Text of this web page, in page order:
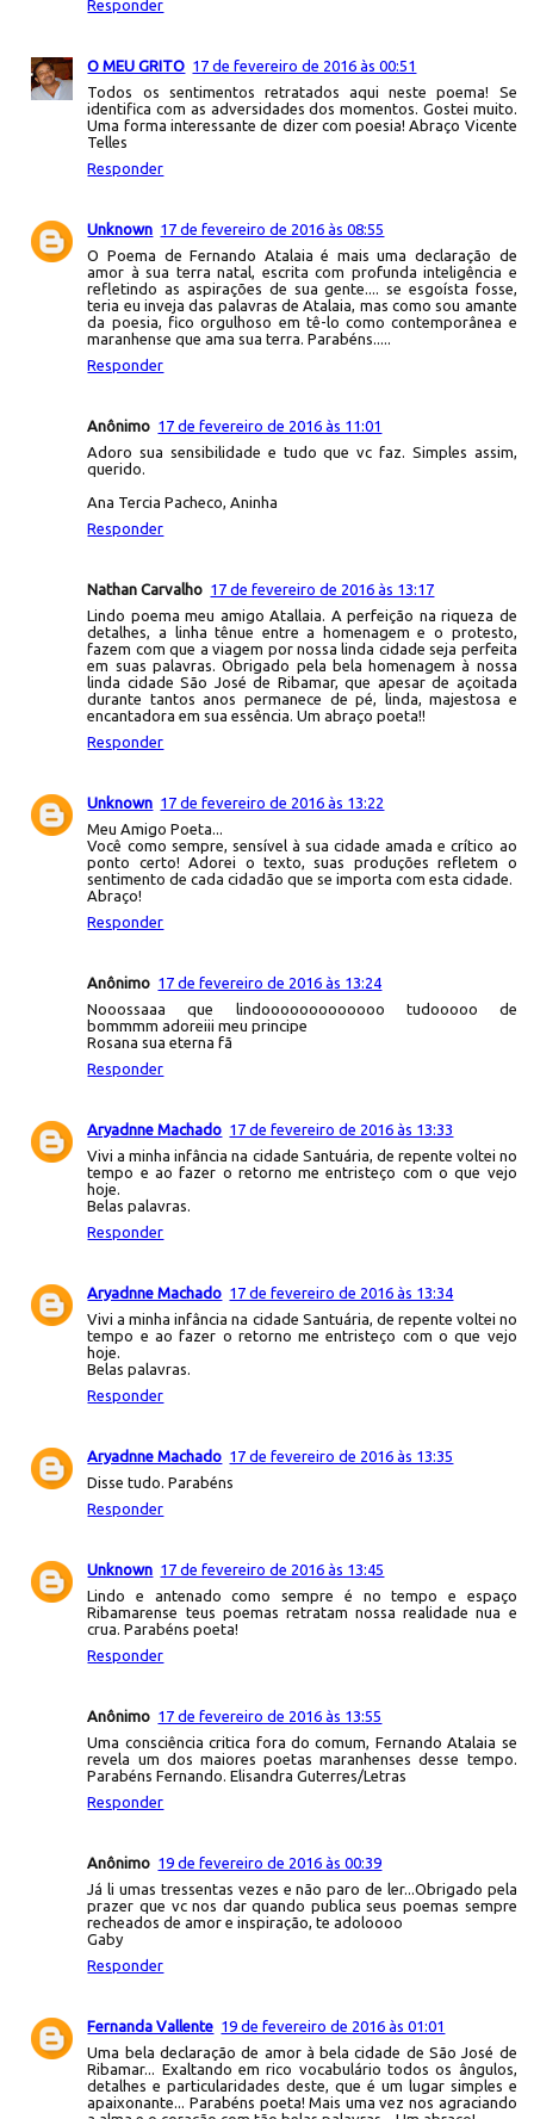
Responder
O MEU GRITO 17 de fevereiro de 2016 às 00:51
Todos os sentimentos retratados aqui neste poema! Se
identifica com as adversidades dos momentos. Gostei muito.
Uma forma interessante de dizer com poesia! Abraço Vicente
Telles
Responder
Unknown 17 de fevereiro de 2016 às 08:55
O Poema de Fernando Atalaia é mais uma declaração de
amor à sua terra natal, escrita com profunda inteligência e
refletindo as aspirações de sua gente.... se esgoísta fosse,
teria eu inveja das palavras de Atalaia, mas como sou amante
da poesia, fico orgulhoso em tê-lo como contemporânea e
maranhense que ama sua terra. Parabéns.....
Responder
Anônimo 17 de fevereiro de 2016 às 11:01
Adoro sua sensibilidade e tudo que vc faz. Simples assim,
querido.
Ana Tercia Pacheco, Aninha
Responder
Nathan Carvalho 17 de fevereiro de 2016 às 13:17
Lindo poema meu amigo Atallaia. A perfeição na riqueza de
detalhes, a linha tênue entre a homenagem e o protesto,
fazem com que a viagem por nossa linda cidade seja perfeita
em suas palavras. Obrigado pela bela homenagem à nossa
linda cidade São José de Ribamar, que apesar de açoitada
durante tantos anos permanece de pé, linda, majestosa e
encantadora em sua essência. Um abraço poeta!!
Responder
Unknown 17 de fevereiro de 2016 às 13:22
Meu Amigo Poeta...
Você como sempre, sensível à sua cidade amada e crítico ao
ponto certo! Adorei o texto, suas produções refletem o
sentimento de cada cidadão que se importa com esta cidade.
Abraço!
Responder
Anônimo 17 de fevereiro de 2016 às 13:24
Nooossaaa que lindooooooooooooo tudooooo de
bommmm adoreiii meu principe
Rosana sua eterna fã
Responder
Aryadnne Machado 17 de fevereiro de 2016 às 13:33
Vivi a minha infância na cidade Santuária, de repente voltei no
tempo e ao fazer o retorno me entristeço com o que vejo
hoje.
Belas palavras.
Responder
Aryadnne Machado 17 de fevereiro de 2016 às 13:34
Vivi a minha infância na cidade Santuária, de repente voltei no
tempo e ao fazer o retorno me entristeço com o que vejo
hoje.
Belas palavras.
Responder
Aryadnne Machado 17 de fevereiro de 2016 às 13:35
Disse tudo. Parabéns
Responder
Unknown 17 de fevereiro de 2016 às 13:45
Lindo e antenado como sempre é no tempo e espaço
Ribamarense teus poemas retratam nossa realidade nua e
crua. Parabéns poeta!
Responder
Anônimo 17 de fevereiro de 2016 às 13:55
Uma consciência critica fora do comum, Fernando Atalaia se
revela um dos maiores poetas maranhenses desse tempo.
Parabéns Fernando. Elisandra Guterres/Letras
Responder
Anônimo 19 de fevereiro de 2016 às 00:39
Já li umas tressentas vezes e não paro de ler...Obrigado pela
prazer que vc nos dar quando publica seus poemas sempre
recheados de amor e inspiração, te adoloooo
Gaby
Responder
Fernanda Vallente 19 de fevereiro de 2016 às 01:01
Uma bela declaração de amor à bela cidade de São José de
Ribamar... Exaltando em rico vocabulário todos os ângulos,
detalhes e particularidades deste, que é um lugar simples e
apaixonante... Parabéns poeta! Mais uma vez nos agraciando